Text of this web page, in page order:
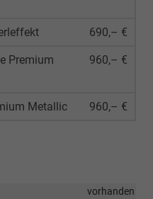
690,– €
Premium
960,– €
Metallic 960,– €
vorhanden